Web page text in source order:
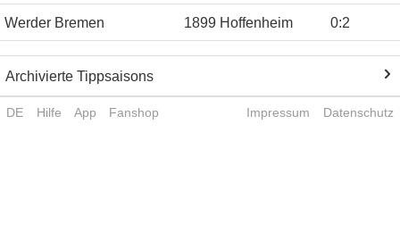
Werder Bremen 1899 Hoffenheim 0:2
Archivierte Tippsaisons
DE Hilfe App Fanshop Impressum Datenschutz